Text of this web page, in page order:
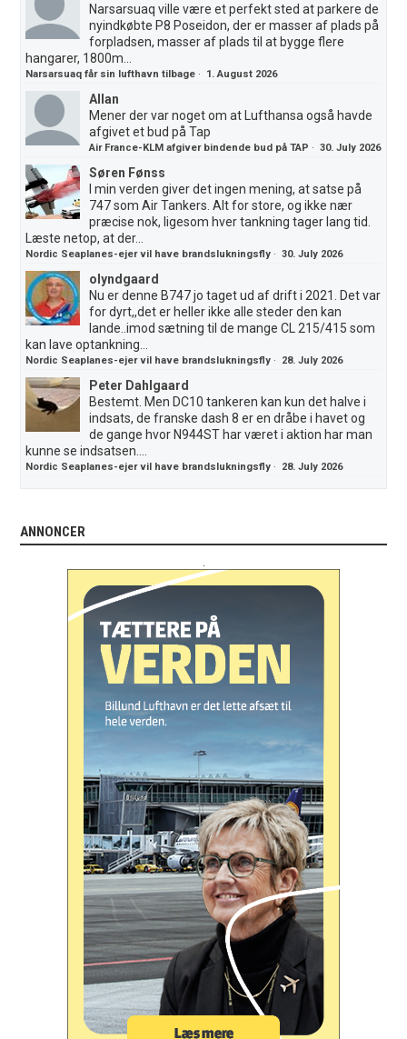
Narsarsuaq ville være et perfekt sted at parkere de
nyindkøbte P8 Poseidon, der er masser af plads på
forpladsen, masser af plads til at bygge flere
hangarer, 1800m...
Narsarsuaq får sin lufthavn tilbage · 1. August 2026
Allan
Mener der var noget om at Lufthansa også havde
afgivet et bud på Tap
Air France-KLM afgiver bindende bud på TAP ·30. July 2026
Søren Fønss
I min verden giver det ingen mening, at satse på
747 som Air Tankers. Alt for store, og ikke nær
præcise nok, ligesom hver tankning tager lang tid.
Læste netop, at der...
Nordic Seaplanes-ejer vil have brandslukningsfly ·30. July 2026
olyndgaard
Nu er denne B747 jo taget ud af drift i 2021. Det var
for dyrt,,det er heller ikke alle steder den kan
lande..imod sætning til de mange CL 215/415 som
kan lave optankning...
Nordic Seaplanes-ejer vil have brandslukningsfly · 28. July 2026
Peter Dahlgaard
Bestemt. Men DC10 tankeren kan kun det halve i
indsats, de franske dash 8 er en dråbe i havet og
de gange hvor N944ST har været i aktion har man
kunne se indsatsen....
Nordic Seaplanes-ejer vil have brandslukningsfly · 28. July 2026
ANNONCER